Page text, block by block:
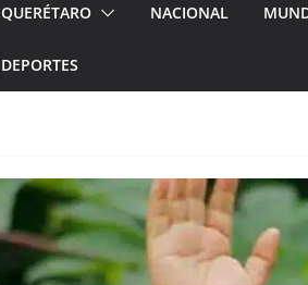
QUERÉTARO NACIONAL
DEPORTES